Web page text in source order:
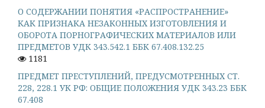
О СОДЕРЖАНИИ ПОНЯТИЯ «РАСПРОСТРАНЕНИЕ»
КАК ПРИЗНАКА НЕЗАКОННЫХ ИЗГОТОВЛЕНИЯ И
ОБОРОТА ПОРНОГРАФИЧЕСКИХ МАТЕРИАЛОВ ИЛИ
ПРЕДМЕТОВ УДК 343.542.1 ББК 67.408.132.25
1181
ПРЕДМЕТ ПРЕСТУПЛЕНИЙ, ПРЕДУСМОТРЕННЫХ СТ.
228, 228.1 УК РФ: ОБЩИЕ ПОЛОЖЕНИЯ УДК 343.23 ББК
67.408